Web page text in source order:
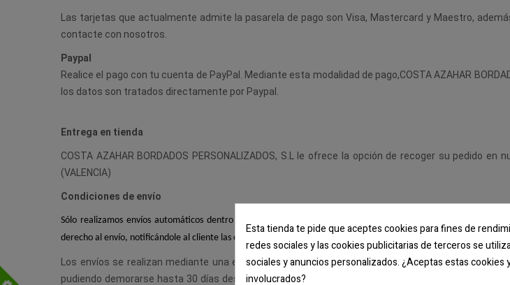
Las tarjetas que actualmente admite la pasarela de pago son Visa, Mastercard y Maestro,
contacte con nosotros.
Paypal
Realice el pago con tu cuenta de PayPal. Mediante esta modalidad de pago,COSTA AZAHAR
los datos son tratados directamente por Paypal.
Entrega en tienda
COSTA AZAHAR BORDADOS PERSONALIZADOS, S.L le ofrece la opción de recoger su pedido en
(VALENCIA)
Condiciones de envío
Sólo realizamos envíos automáticos dentro de la Península Ibérica (España), fuera de esta (Andorra,
derecho al envío, notificándole al cliente las opciones disponibles así como su coste extra.
Los envíos se realizan mediante una empresa de transporte externa a COSTA AZAHAR
pudiendo demorarse hasta 30 días desde la realización del pedido, no obstante, este puede
Esta tienda te pide que aceptes cookies para fines de
redes sociales y las cookies publicitarias de terceros se
sociales y anuncios personalizados. ¿Aceptas estas
involucrados?